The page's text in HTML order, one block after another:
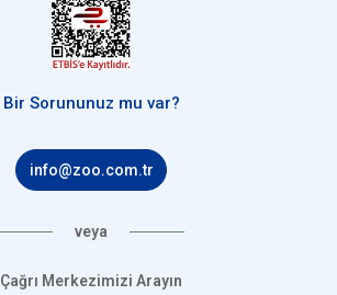
Bir Sorununuz mu var?
info@zoo.com.tr
veya
Çağrı Merkezimizi Arayın